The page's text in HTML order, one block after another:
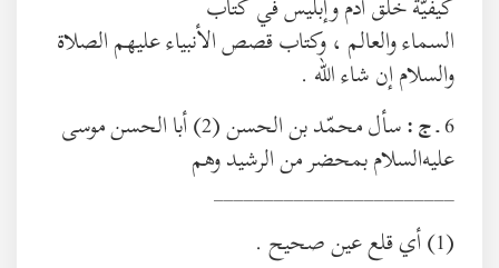
السماء والعالم ، وكتاب قصص الأنبياء عليهم الصلاة
والسلام إن شاء الله .
6 ـ ج : سأل محمّد بن الحسن (2) أبا الحسن موسى
عليه‌السلام بمحضر من الرشيد وهم
________________________
(1) أي قلع عين صحيح .